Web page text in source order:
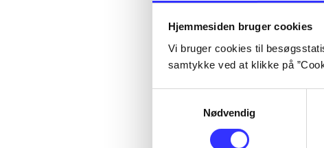
Hjemmesiden bruger cookies
Vi bruger cookies til
samtykke ved at klikke på
Nødvendig